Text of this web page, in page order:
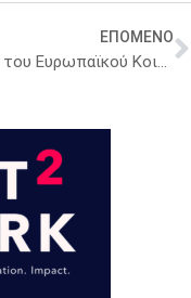
ΕΠΟΜΕΝΟ
Η θέση του Ευρωπαϊκού Κοινοβουλίου για τις ελλείψεις στα κρίσιμα φάρμακα «Αγοράζουμε ευρωπαϊκά» και επενδύσεις στην παραγωγή